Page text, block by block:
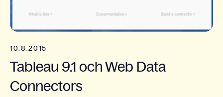
10.8.2015
Tableau 9.1 och Web Data
Connectors